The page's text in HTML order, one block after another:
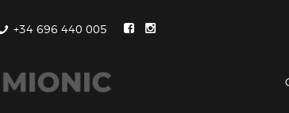
+34 696 440 005